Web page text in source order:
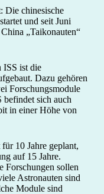
Die chinesische
und seit Juni
„Taikonauten“
ISS ist die
Dazu gehören
Forschungsmodule
sich auch
in einer Höhe von
10 Jahre geplant,
auf 15 Jahre.
Forschungen sollen
Astronauten sind
Module sind